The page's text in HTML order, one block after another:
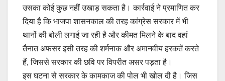
उसका कोई कुछ नहीं उखाड़ सकता है। कार्रवाई ने प्रमाणित कर
दिया है कि भाजपा शासनकाल की तरह कांग्रेस सरकार में भी
थानों की बोली लगाई जा रही है और कीमत मिलने के बाद वहां
तैनात अफसर इसी तरह की शर्मनाक और अमानवीय हरकतें करते
हैं, जिससे सरकार की छवि पर विपरीत असर पड़ता है।
इस घटना से सरकार के कामकाज की पोल भी खोल दी है। जिस